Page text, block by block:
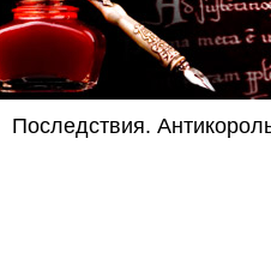
Последствия.